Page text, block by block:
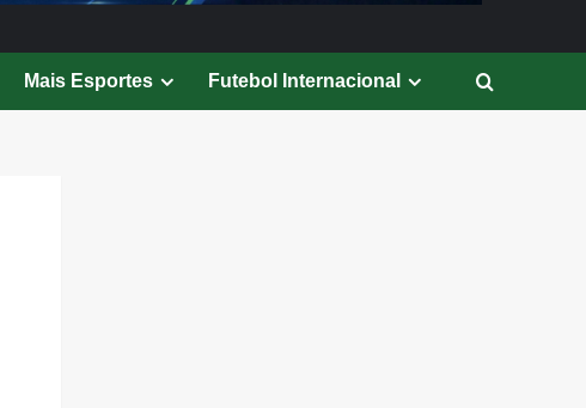
Mais Esportes Futebol Internacional